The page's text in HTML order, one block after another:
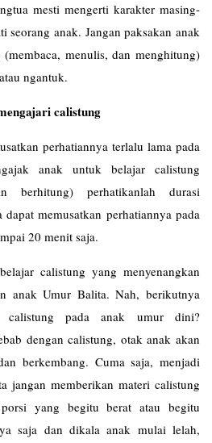
mesti mengerti karakter masing-
seorang anak. Jangan paksakan anak
menulis, dan menghitung)
ngantuk.
calistung
perhatiannya terlalu lama pada
anak untuk belajar calistung
berhitung) perhatikanlah durasi
memusatkan perhatiannya pada
20 menit saja.
calistung yang menyenangkan
anak Umur Balita. Nah, berikutnya
calistung pada anak umur dini?
dengan calistung, otak anak akan
berkembang. Cuma saja, menjadi
jangan memberikan materi calistung
yang begitu berat atau begitu
saja dan dikala anak mulai lelah,